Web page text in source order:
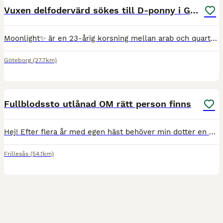
Vuxen delfodervärd sökes till D-ponny i Göteborg
Moonlight✨ är en 23-årig korsning mellan arab och quarter på 147 cm (ej viktbärande). Jag söker en erfaren delfodervärd över 18-år som vill bli en del av vårt team och dela allt vad det innebär att ha
Göteborg (27.7km)
Fullblodssto utlånad OM rätt person finns
Hej! Efter flera år med egen häst behöver min dotter en paus. Jag själv har inte den tiden som Movie förtjänar i dagsläget så därför har vi tagit beslutet att låna ut Movie ett tag. OM rätt fodervä
Frillesås (54.1km)